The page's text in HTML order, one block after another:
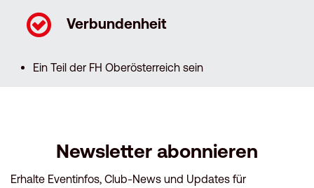
Verbundenheit
Ein Teil der FH Oberösterreich sein
Newsletter abonnieren
Erhalte Eventinfos, Club-News und Updates für